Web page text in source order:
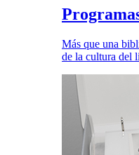
Más que una
de la cultura del